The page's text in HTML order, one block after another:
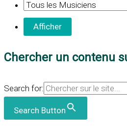
Chercher un contenu
Search for:
Search Button